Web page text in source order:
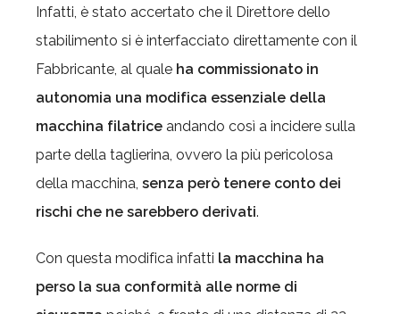
Infatti, è stato accertato che il Direttore dello
stabilimento si è interfacciato direttamente con il
Fabbricante, al quale ha commissionato in
autonomia una modifica essenziale della
macchina filatrice andando così a incidere sulla
parte della taglierina, ovvero la più pericolosa
della macchina, senza però tenere conto dei
rischi che ne sarebbero derivati.
Con questa modifica infatti la macchina ha
perso la sua conformità alle norme di